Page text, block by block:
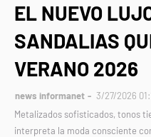
EL NUEVO
SANDALIAS
VERANO 2026
news informanet
3/27/2026
Metalizados sofisticados, tonos
interpreta la moda consciente